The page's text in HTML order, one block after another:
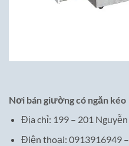
Nơi bán giường có ngăn kéo
Địa chỉ: 199 – 201
Điện thoại: 0913916949